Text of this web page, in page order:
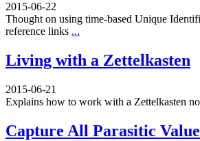
2015-06-22
Thought on using time-based Unique
reference links ...
Living with a Zettelkasten
2015-06-21
Explains how to work with a Zettelkasten
Capture All Parasitic Value